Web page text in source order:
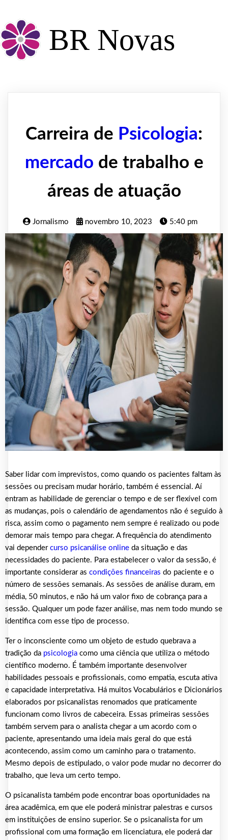
BR Novas
Carreira de Psicologia:
mercado de trabalho e
áreas de atuação
Jornalismo novembro 10, 2023 5:40 pm
Saber lidar com imprevistos, como quando os pacientes faltam às
sessões ou precisam mudar horário, também é essencial. Aí
entram as habilidade de gerenciar o tempo e de ser flexível com
as mudanças, pois o calendário de agendamentos não é seguido à
risca, assim como o pagamento nem sempre é realizado ou pode
demorar mais tempo para chegar. A frequência do atendimento
vai depender curso psicanálise online da situação e das
necessidades do paciente. Para estabelecer o valor da sessão, é
importante considerar as condições financeiras do paciente e o
número de sessões semanais. As sessões de análise duram, em
média, 50 minutos, e não há um valor fixo de cobrança para a
sessão. Qualquer um pode fazer análise, mas nem todo mundo se
identifica com esse tipo de processo.
Ter o inconsciente como um objeto de estudo quebrava a
tradição da psicologia como uma ciência que utiliza o método
científico moderno. É também importante desenvolver
habilidades pessoais e profissionais, como empatia, escuta ativa
e capacidade interpretativa. Há muitos Vocabulários e Dicionários
elaborados por psicanalistas renomados que praticamente
funcionam como livros de cabeceira. Essas primeiras sessões
também servem para o analista chegar a um acordo com o
paciente, apresentando uma ideia mais geral do que está
acontecendo, assim como um caminho para o tratamento.
Mesmo depois de estipulado, o valor pode mudar no decorrer do
trabalho, que leva um certo tempo.
O psicanalista também pode encontrar boas oportunidades na
área acadêmica, em que ele poderá ministrar palestras e cursos
em instituições de ensino superior. Se o psicanalista for um
profissional com uma formação em licenciatura, ele poderá dar